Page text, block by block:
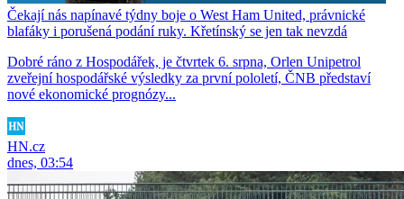
Čekají nás napínavé týdny boje o West Ham United, právnické
blafáky i porušená podání ruky. Křetínský se jen tak nevzdá
Dobré ráno z Hospodářek, je čtvrtek 6. srpna, Orlen Unipetrol
zveřejní hospodářské výsledky za první pololetí, ČNB představí
nové ekonomické prognózy...
HN.cz
dnes, 03:54